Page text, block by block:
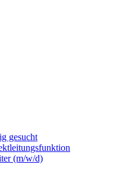
gesucht
(m/w/d)